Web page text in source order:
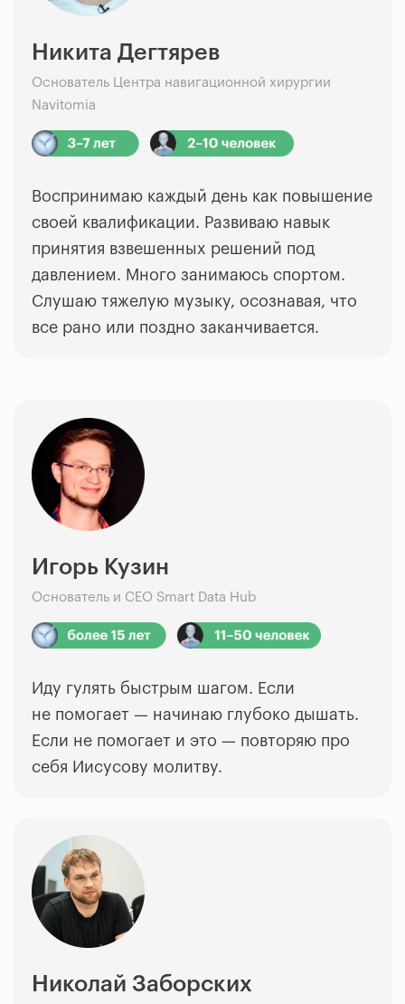
Никита Дегтярев
Основатель Центра навигационной хирургии
Navitomia
Воспринимаю каждый день как повышение
своей квалификации. Развиваю навык
принятия взвешенных решений под
давлением. Много занимаюсь спортом.
Слушаю тяжелую музыку, осознавая, что
все рано или поздно заканчивается.
Игорь Кузин
Основатель и CEO Smart Data Hub
Иду гулять быстрым шагом. Если
не помогает — начинаю глубоко дышать.
Если не помогает и это — повторяю про
себя Иисусову молитву.
Николай Заборских